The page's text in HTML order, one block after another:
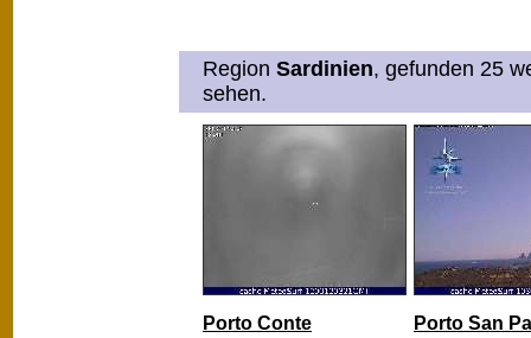
Region Sardinien, gefunden 25
sehen.
Porto Conte Porto San